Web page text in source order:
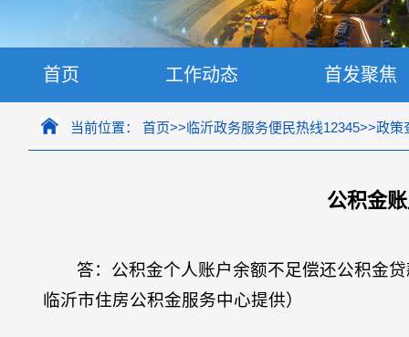
首页 工作动态 首发聚焦
当前位置： 首页>>临沂政务服务便民热线12345>>政策
公积金
答：公积金个人账户余额不足偿还公积金
临沂市住房公积金服务中心提供）